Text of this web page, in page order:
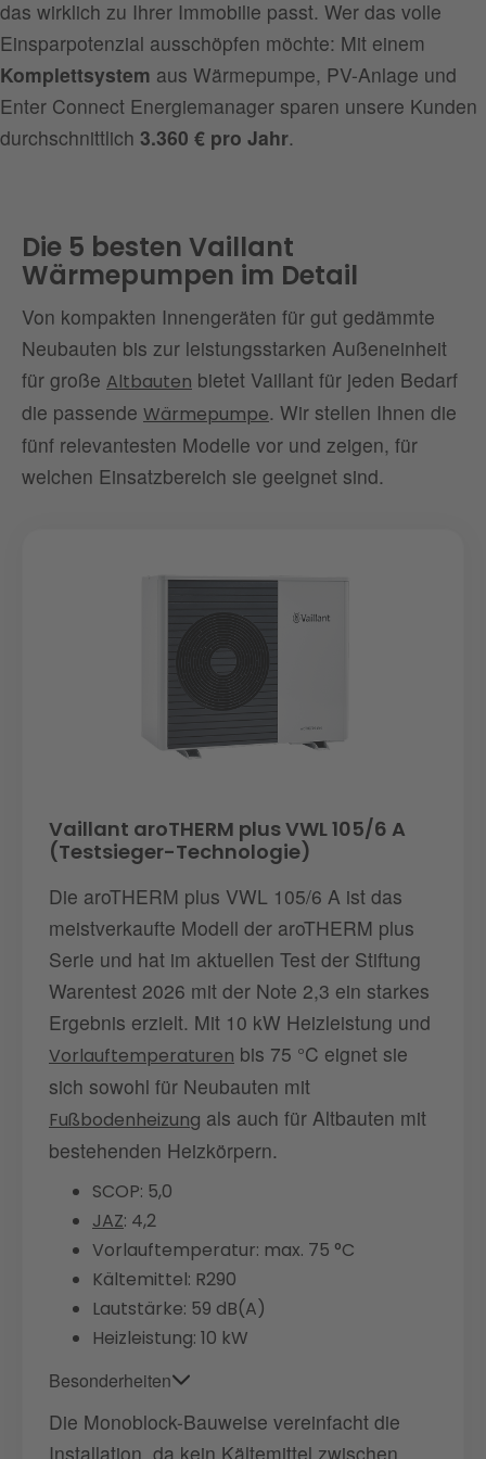
Eignung für Radiatoren (Altbau) Sehr geeignet
das wirklich zu Ihrer Immobilie passt. Wer das volle
Einsparpotenzial ausschöpfen möchte: Mit einem
Komplettsystem aus Wärmepumpe, PV-Anlage und
Enter Connect Energiemanager sparen unsere Kunden
durchschnittlich 3.360 € pro Jahr.
Die 5 besten Vaillant
Wärmepumpen im Detail
Von kompakten Innengeräten für gut gedämmte
Neubauten bis zur leistungsstarken Außeneinheit
für große Altbauten bietet Vaillant für jeden Bedarf
die passende Wärmepumpe. Wir stellen Ihnen die
fünf relevantesten Modelle vor und zeigen, für
welchen Einsatzbereich sie geeignet sind.
Vaillant aroTHERM plus VWL 105/6 A
(Testsieger-Technologie)
Die aroTHERM plus VWL 105/6 A ist das
meistverkaufte Modell der aroTHERM plus
Serie und hat im aktuellen Test der Stiftung
Warentest 2026 mit der Note 2,3 ein starkes
Ergebnis erzielt. Mit 10 kW Heizleistung und
Vorlauftemperaturen bis 75 °C eignet sie
sich sowohl für Neubauten mit
Fußbodenheizung als auch für Altbauten mit
bestehenden Heizkörpern.
SCOP: 5,0
JAZ: 4,2
Vorlauftemperatur: max. 75 °C
Kältemittel: R290
Lautstärke: 59 dB(A)
Heizleistung: 10 kW
Besonderheiten
Die Monoblock-Bauweise vereinfacht die
Installation, da kein Kältemittel zwischen